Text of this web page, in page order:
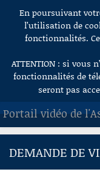
Aller au contenu
En poursuivant
l’utilisation de
fonctionnalités.
ATTENTION : si vous
fonctionnalités de
seront pas
Portail vidéo de
ACCUEIL
DEMANDE DE